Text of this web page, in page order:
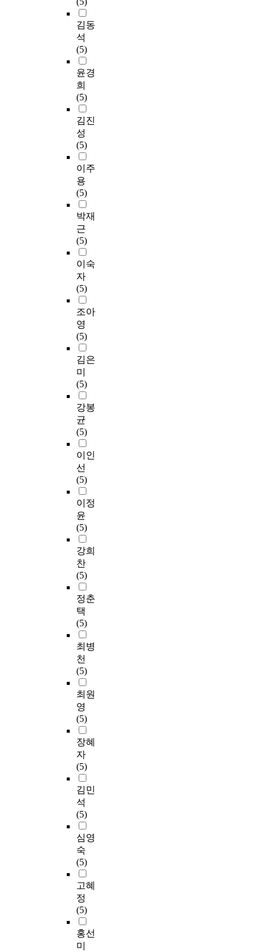
김동
석
(5)
윤경
희
(5)
김진
성
(5)
이주
용
(5)
박재
근
(5)
이숙
자
(5)
조아
영
(5)
김은
미
(5)
강봉
균
(5)
이인
선
(5)
이정
윤
(5)
강희
찬
(5)
정춘
택
(5)
최병
천
(5)
최원
영
(5)
장혜
자
(5)
김민
석
(5)
심영
숙
(5)
고혜
정
(5)
홍선
미